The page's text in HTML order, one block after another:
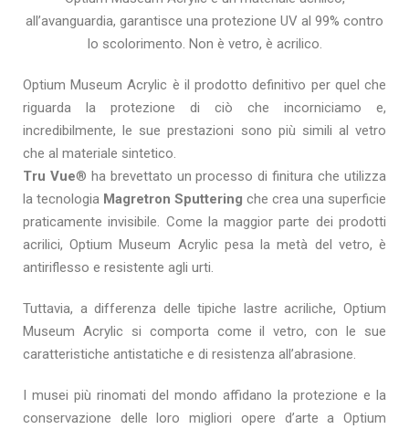
all’avanguardia, garantisce una protezione UV al 99% contro
lo scolorimento. Non è vetro, è acrilico.
Optium Museum Acrylic è il prodotto definitivo per quel che
riguarda la protezione di ciò che incorniciamo e,
incredibilmente, le sue prestazioni sono più simili al vetro
che al materiale sintetico.
Tru Vue® ha brevettato un processo di finitura che utilizza
la tecnologia Magretron Sputtering che crea una superficie
praticamente invisibile. Come la maggior parte dei prodotti
acrilici, Optium Museum Acrylic pesa la metà del vetro, è
antiriflesso e resistente agli urti.
Tuttavia, a differenza delle tipiche lastre acriliche, Optium
Museum Acrylic si comporta come il vetro, con le sue
caratteristiche antistatiche e di resistenza all’abrasione.
I musei più rinomati del mondo affidano la protezione e la
conservazione delle loro migliori opere d’arte a Optium